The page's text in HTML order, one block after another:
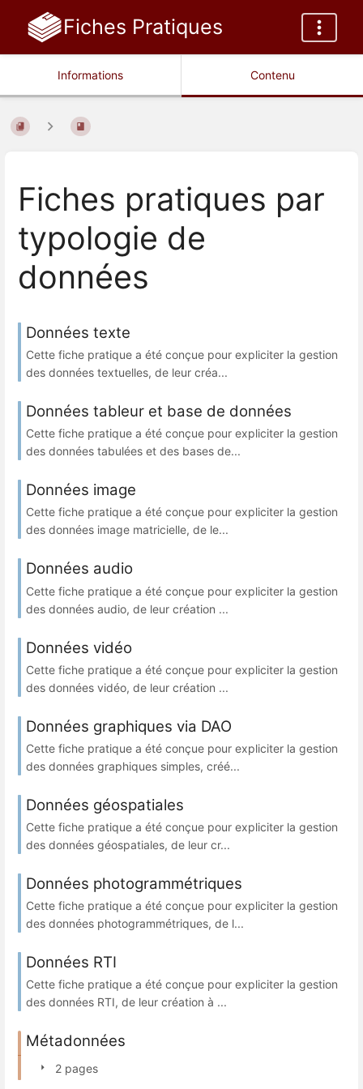
Fiches Pratiques
Informations Contenu
Fiches pratiques par
typologie de
données
Données texte
Cette fiche pratique a été conçue pour expliciter la gestion
des données textuelles, de leur créa...
Données tableur et base de données
Cette fiche pratique a été conçue pour expliciter la gestion
des données tabulées et des bases de...
Données image
Cette fiche pratique a été conçue pour expliciter la gestion
des données image matricielle, de le...
Données audio
Cette fiche pratique a été conçue pour expliciter la gestion
des données audio, de leur création ...
Données vidéo
Cette fiche pratique a été conçue pour expliciter la gestion
des données vidéo, de leur création ...
Données graphiques via DAO
Cette fiche pratique a été conçue pour expliciter la gestion
des données graphiques simples, créé...
Données géospatiales
Cette fiche pratique a été conçue pour expliciter la gestion
des données géospatiales, de leur cr...
Données photogrammétriques
Cette fiche pratique a été conçue pour expliciter la gestion
des données photogrammétriques, de l...
Données RTI
Cette fiche pratique a été conçue pour expliciter la gestion
des données RTI, de leur création à ...
Métadonnées
2 pages